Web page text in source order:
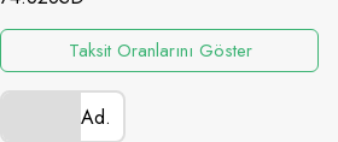
Taksit Oranlarını Göster
Ad.